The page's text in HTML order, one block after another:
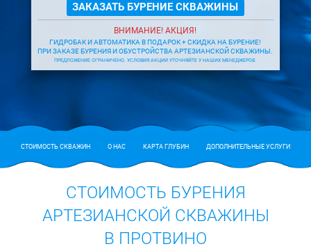
ЗАКАЗАТЬ БУРЕНИЕ СКВАЖИНЫ
ВНИМАНИЕ! АКЦИЯ!
ГИДРОБАК И АВТОМАТИКА В ПОДАРОК + СКИДКА НА БУРЕНИЕ!
ПРИ ЗАКАЗЕ БУРЕНИЯ И ОБУСТРОЙСТВА АРТЕЗИАНСКОЙ СКВАЖИНЫ.
ПРЕДЛОЖЕНИЕ ОГРАНИЧЕНО. УСЛОВИЯ АКЦИИ УТОЧНЯЙТЕ У НАШИХ МЕНЕДЖЕРОВ.
СТОИМОСТЬ СКВАЖИН О НАС КАРТА ГЛУБИН ДОПОЛНИТЕЛЬНЫЕ УСЛУГИ
СТОИМОСТЬ БУРЕНИЯ
АРТЕЗИАНСКОЙ СКВАЖИНЫ
В ПРОТВИНО